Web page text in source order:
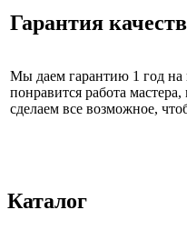
Гарантия
Мы даем гарантию 1 год
понравится работа
сделаем все возможное,
Каталог